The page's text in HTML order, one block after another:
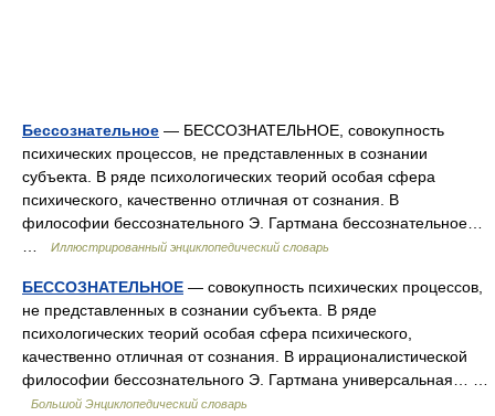
Бессознательное — БЕССОЗНАТЕЛЬНОЕ, совокупность
психических процессов, не представленных в сознании
субъекта. В ряде психологических теорий особая сфера
психического, качественно отличная от сознания. В
философии бессознательного Э. Гартмана бессознательное…
Иллюстрированный энциклопедический словарь
БЕССОЗНАТЕЛЬНОЕ — совокупность психических процессов,
не представленных в сознании субъекта. В ряде
психологических теорий особая сфера психического,
качественно отличная от сознания. В иррационалистической
философии бессознательного Э. Гартмана универсальная… …
Большой Энциклопедический словарь